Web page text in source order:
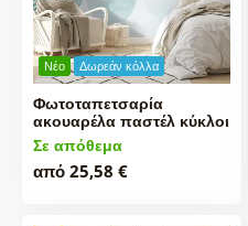
Νέο Δωρεάν κόλλα
Φωτοταπετσαρία
ακουαρέλα παστέλ κύκλοι
Σε απόθεμα
από 25,58 €